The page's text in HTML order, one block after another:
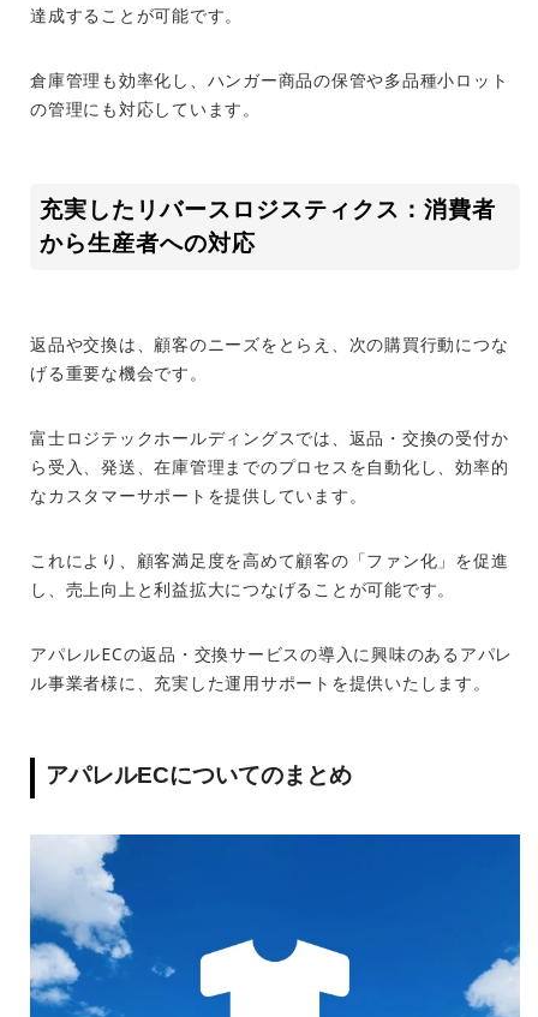
達成することが可能です。
倉庫管理も効率化し、ハンガー商品の保管や多品種小ロット
の管理にも対応しています。
充実したリバースロジスティクス：消費者
から生産者への対応
返品や交換は、顧客のニーズをとらえ、次の購買行動につな
げる重要な機会です。
富士ロジテックホールディングスでは、返品・交換の受付か
ら受入、発送、在庫管理までのプロセスを自動化し、効率的
なカスタマーサポートを提供しています。
これにより、顧客満足度を高めて顧客の「ファン化」を促進
し、売上向上と利益拡大につなげることが可能です。
アパレルECの返品・交換サービスの導入に興味のあるアパレ
ル事業者様に、充実した運用サポートを提供いたします。
アパレルECについてのまとめ